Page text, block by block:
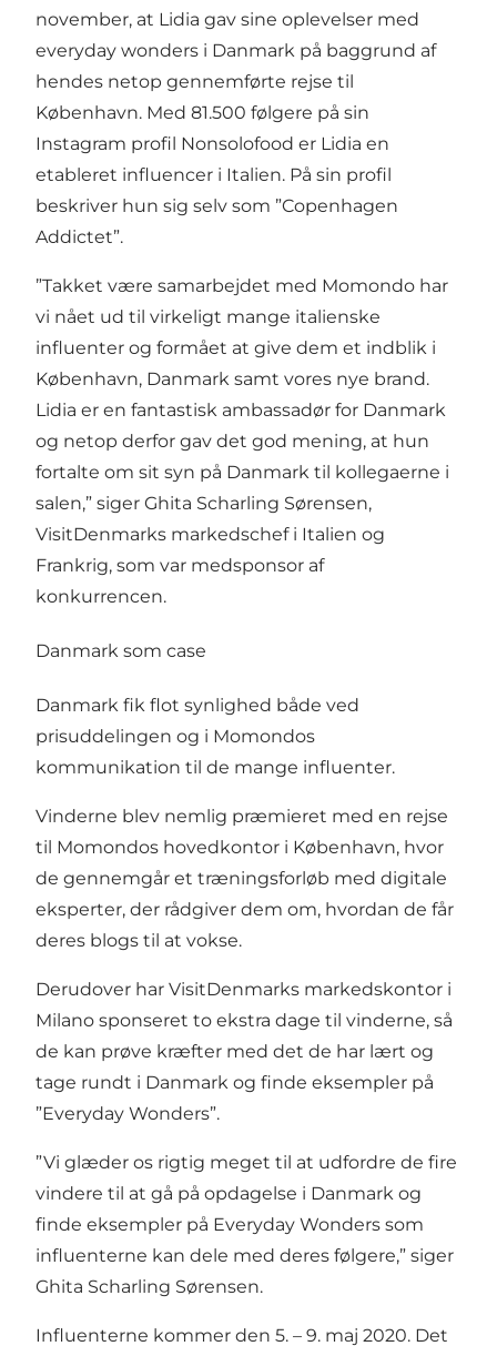
november, at Lidia gav sine oplevelser med
everyday wonders i Danmark på baggrund af
hendes netop gennemførte rejse til
København. Med 81.500 følgere på sin
Instagram profil Nonsolofood er Lidia en
etableret influencer i Italien. På sin profil
beskriver hun sig selv som ”Copenhagen
Addictet”.
”Takket være samarbejdet med Momondo har
vi nået ud til virkeligt mange italienske
influenter og formået at give dem et indblik i
København, Danmark samt vores nye brand.
Lidia er en fantastisk ambassadør for Danmark
og netop derfor gav det god mening, at hun
fortalte om sit syn på Danmark til kollegaerne i
salen,” siger Ghita Scharling Sørensen,
VisitDenmarks markedschef i Italien og
Frankrig, som var medsponsor af
konkurrencen.
Danmark som case
Danmark fik flot synlighed både ved
prisuddelingen og i Momondos
kommunikation til de mange influenter.
Vinderne blev nemlig præmieret med en rejse
til Momondos hovedkontor i København, hvor
de gennemgår et træningsforløb med digitale
eksperter, der rådgiver dem om, hvordan de får
deres blogs til at vokse.
Derudover har VisitDenmarks markedskontor i
Milano sponseret to ekstra dage til vinderne, så
de kan prøve kræfter med det de har lært og
tage rundt i Danmark og finde eksempler på
”Everyday Wonders”.
”Vi glæder os rigtig meget til at udfordre de fire
vindere til at gå på opdagelse i Danmark og
finde eksempler på Everyday Wonders som
influenterne kan dele med deres følgere,” siger
Ghita Scharling Sørensen.
Influenterne kommer den 5. – 9. maj 2020. Det